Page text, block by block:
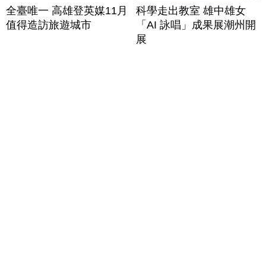
全臺唯一 高雄登英媒11月
值得造訪旅遊城市
科學走出教室 雄中雄女
「AI 詠唱」成果展潮州開
展